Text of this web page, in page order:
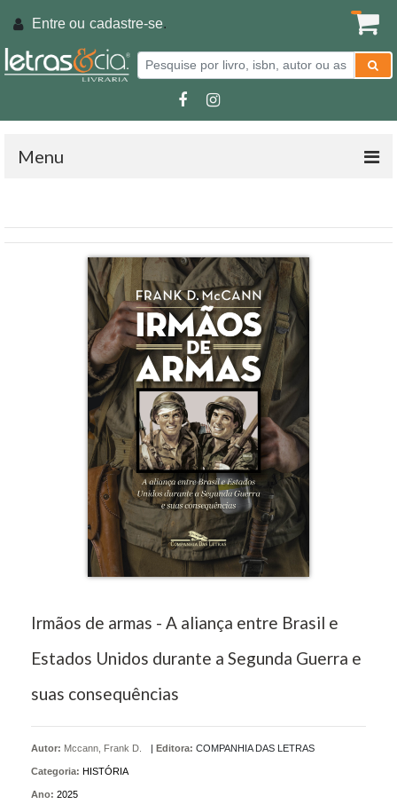
Entre ou cadastre-se.
Menu
Irmãos de armas - A aliança entre Brasil e
Estados Unidos durante a Segunda Guerra e
suas consequências
Autor: Mccann, Frank D. Editora: COMPANHIA DAS LETRAS
Categoria: HISTÓRIA
Ano: 2025